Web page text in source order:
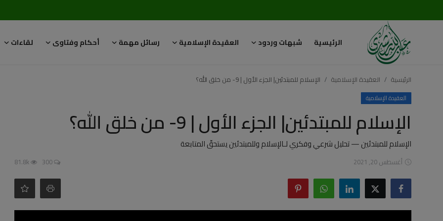
الرئيسية شبهات وردود العقيدة الإسلامية رسائل مهمة أحكام وفتاوى لقاءات
تسجيل
الدخول
شبهات وردود
العقيدة الإسلامية
رسائل مهمة
أحكام وفتاوى
الرئيسية العقيدة الإسلامية الإسلام للمبتدئين| الجزء الأول | 9- من خلق الله؟
العقيدة الإسلامية
الإسلام للمبتدئين| الجزء الأول | 9- من خلق الله؟
الإسلام للمبتدئين — تحليل شرعي وفكري لـالإسلام وللمبتدئين يستحقّ المتابعة
أغسطس 20, 2021 300
81.8k